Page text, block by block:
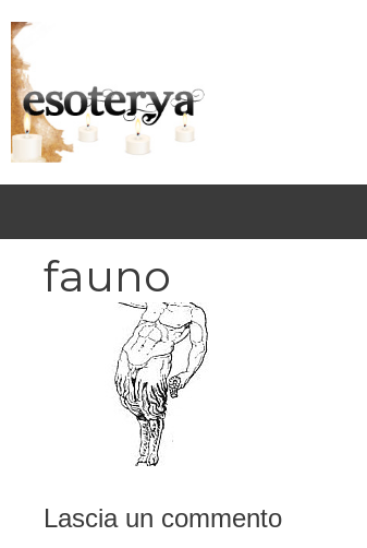
al
contenuto
fauno
Lascia un commento